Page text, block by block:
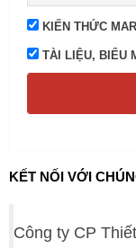
KIẾN THỨC
TÀI LIỆU, BIỂU
KẾT NỐI VỚI
Công ty CP